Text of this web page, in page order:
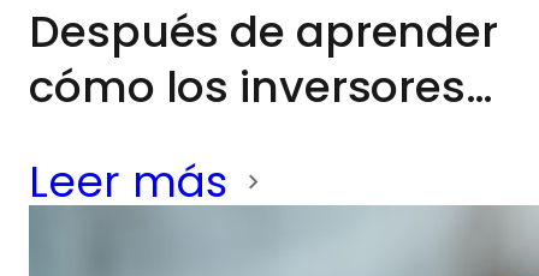
Después de aprender
cómo los inversores
estiman el valor de
Leer más